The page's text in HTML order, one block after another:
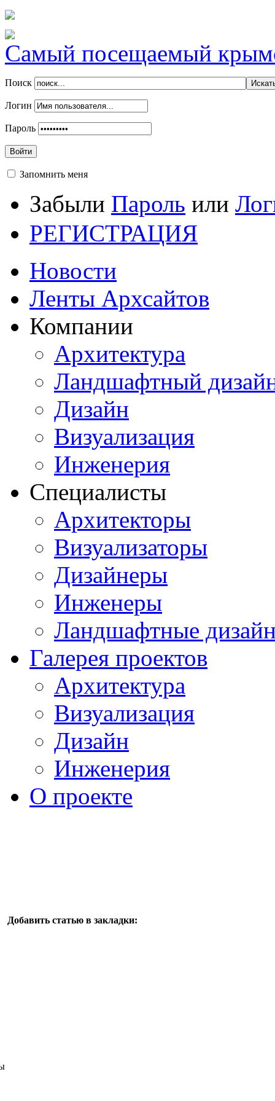
Самый посещаемый
Поиск
Логин
Пароль
Войти
Запомнить меня
Забыли Пароль или
РЕГИСТРАЦИЯ
Новости
Ленты Архсайтов
Компании
Архитектура
Ландшафтный
Дизайн
Визуализация
Инженерия
Специалисты
Архитекторы
Визуализаторы
Дизайнеры
Инженеры
Ландшафтные
Галерея проектов
Архитектура
Визуализация
Дизайн
Инженерия
О проекте
Добавить статью в закладки: